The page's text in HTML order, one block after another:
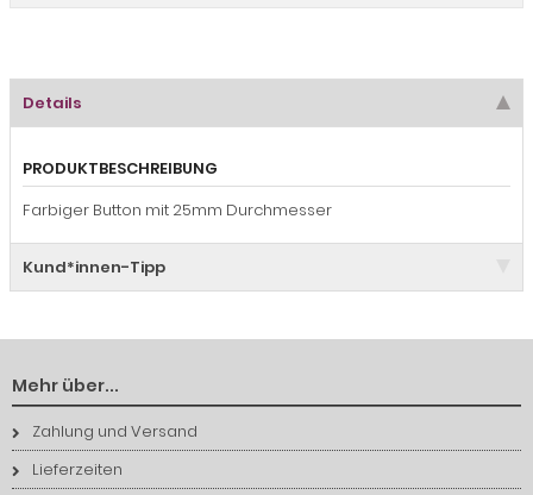
Details
PRODUKTBESCHREIBUNG
Farbiger Button mit 25mm Durchmesser
Kund*innen-Tipp
Mehr über...
Zahlung und Versand
Lieferzeiten